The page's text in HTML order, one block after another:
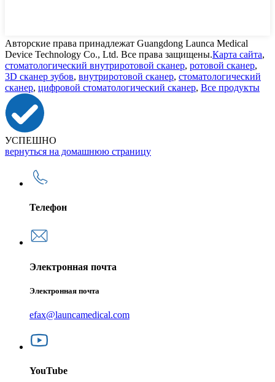
Авторские права принадлежат Guangdong Launca Medical
Device Technology Co., Ltd. Все права защищены.Карта сайта,
стоматологический внутриротовой сканер, ротовой сканер,
3D сканер зубов, внутриротовой сканер, стоматологический
сканер, цифровой стоматологический сканер, Все продукты
УСПЕШНО
вернуться на домашнюю страницу
Телефон
Электронная почта
Электронная почта
efax@launcamedical.com
YouTube